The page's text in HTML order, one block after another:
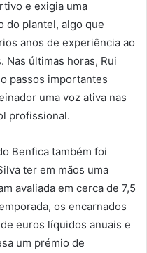
e exigia uma
do plantel, algo que
anos de experiência ao
Nas últimas horas, Rui
passos importantes
uma voz ativa nas
profissional.
Benfica também foi
ter em mãos uma
avaliada em cerca de 7,5
os encarnados
euros líquidos anuais e
um prémio de